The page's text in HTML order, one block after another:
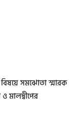
সমঝোতা স্মারক
মালদ্বীপের